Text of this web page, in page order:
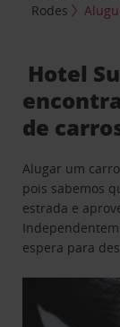
Rodes
Hotel
de
Alugar um
pois sabemos
estrada e
espera para